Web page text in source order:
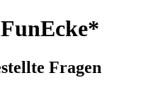
Fragen